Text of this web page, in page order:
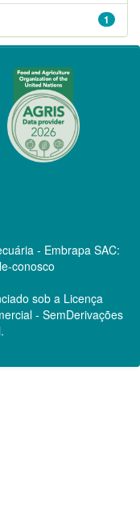
1
- Embrapa SAC:
conosco
sob a Licença
- SemDerivações